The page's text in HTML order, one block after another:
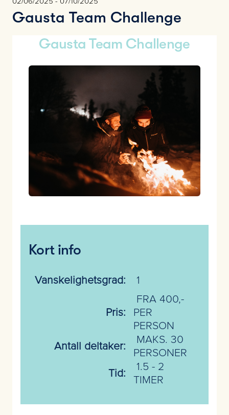
Gausta Team Challenge
Gausta Team Challenge
Kort info
Vanskelighetsgrad: 1
Pris:
FRA 400,-
PER
PERSON
Antall deltaker:
MAKS. 30
PERSONER
Tid:
1.5 - 2
TIMER